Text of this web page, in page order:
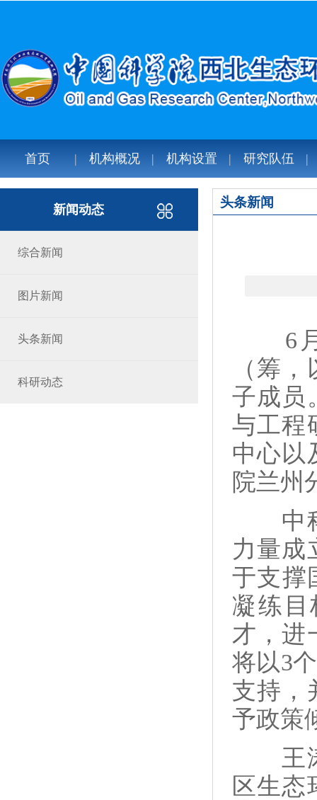
首页 机构概况 机构设置 研究队伍
头条新闻
6月
（筹
子成员
与工程
中心以
院兰州
中科
力量成
于支撑
凝练
才，进
将以3
支持，
予政策
王涛
区生
新闻动态
综合新闻
图片新闻
头条新闻
科研动态